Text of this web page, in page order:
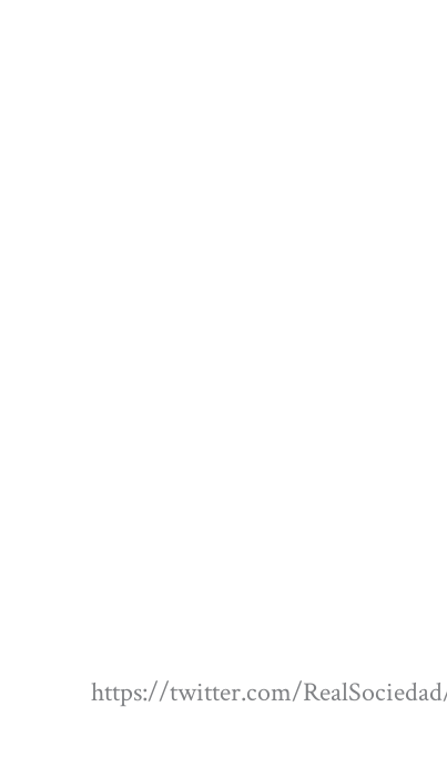
https://twitter.com/